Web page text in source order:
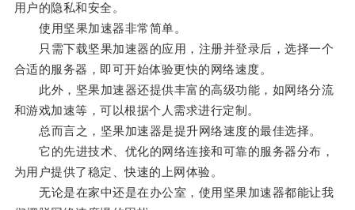
用户的隐私和安全。
使用坚果加速器非常简单。
只需下载坚果加速器的应用，注册并登录后，选择一个
合适的服务器，即可开始体验更快的网络速度。
此外，坚果加速器还提供丰富的高级功能，如网络分流
和游戏加速等，可以根据个人需求进行定制。
总而言之，坚果加速器是提升网络速度的最佳选择。
它的先进技术、优化的网络连接和可靠的服务器分布，
为用户提供了稳定、快速的上网体验。
无论是在家中还是在办公室，使用坚果加速器都能让我